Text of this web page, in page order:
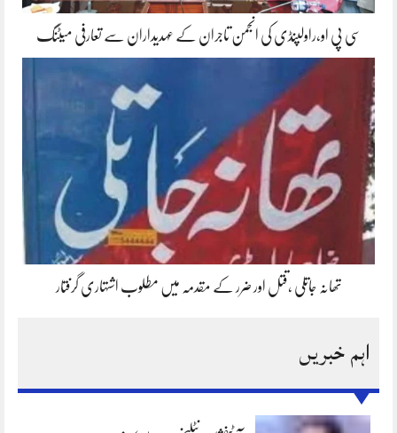
سی پی او،راولپنڈی کی انجمن تاجران کے عہدیداران سے تعارفی میٹنگ
تھانہ جاتلی ،قتل اور ضرر کے مقدمہ میں مطلوب اشتہاری گرفتار
اہم خبریں